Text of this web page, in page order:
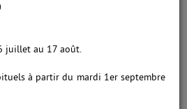
d'amour de 0 à 10 /
Susie (1945-....).
Baas, Thomas
juillet au 17 août.
à partir du mardi 1er septembre